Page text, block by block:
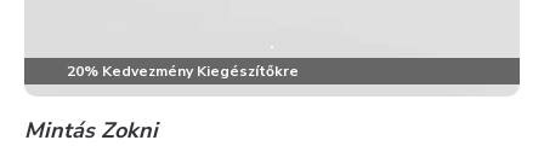
20% Kedvezmény Kiegészítőkre
Mintás Zokni